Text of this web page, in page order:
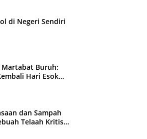
di Negeri Sendiri
Buruh:
Hari Esok
dan Sampah
Telaah Kritis